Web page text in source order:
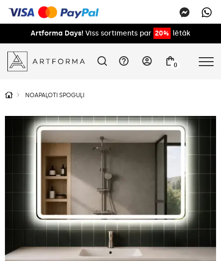
Artforma Days! Viss sortiments par 20% lētāk
0
NOAPAĻOTI SPOGUĻI